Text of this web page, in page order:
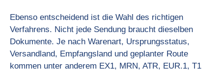
Ebenso entscheidend ist die Wahl des richtigen
Verfahrens. Nicht jede Sendung braucht dieselben
Dokumente. Je nach Warenart, Ursprungsstatus,
Versandland, Empfangsland und geplanter Route
kommen unter anderem EX1, MRN, ATR, EUR.1, T1